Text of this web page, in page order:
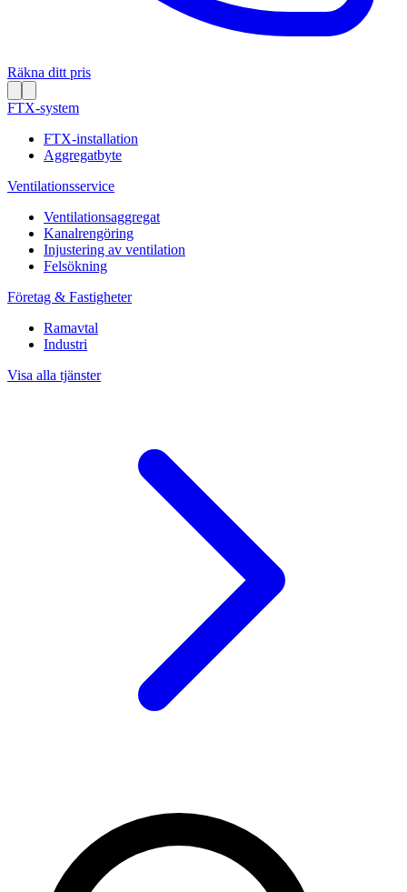
Räkna ditt pris
FTX-system
FTX-installation
Aggregatbyte
Ventilationsservice
Ventilationsaggregat
Kanalrengöring
Injustering av ventilation
Felsökning
Företag & Fastigheter
Ramavtal
Industri
Visa alla tjänster